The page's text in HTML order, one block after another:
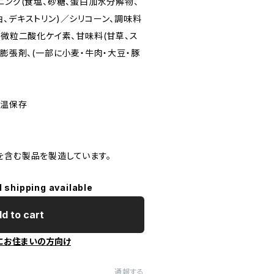
デキストリン)／シリコーン、調味料
粒二酸化ケイ素、甘味料(甘草、ス
張剤、(一部に小麦・牛肉・大豆・豚
保存
む製品を製造しています。
shipping available
to cart
お住まいの方向け
通報する